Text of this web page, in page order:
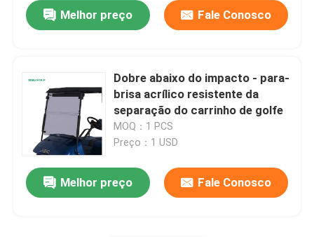
Peças do carrinho de golfe LVTONG
Melhor preço Fale Conosco
Dobre abaixo do impacto - para-
brisa acrílico resistente da
separação do carrinho de golfe
MOQ：1 PCS
Preço：1 USD
Melhor preço Fale Conosco